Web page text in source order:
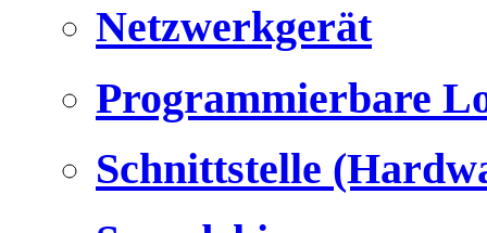
Netzwerkgerät
Programmierbare
Schnittstelle